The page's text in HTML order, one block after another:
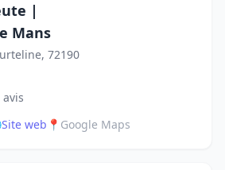
|
Mans
72190
avis
Site web 📍 Google Maps